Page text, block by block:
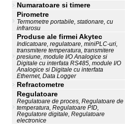
Numaratoare si timere
Pirometre
Termometre portabile, stationare, cu
infrarosu
Produse ale firmei Akytec
Indicatoare, regulatoare, miniPLC-uri,
transmitere temperatura, transmitere
presiune, module I/O Analogice si
Digitale cu interfata RS485, module I/O
Analogice si Digitale cu interfata
Ethernet, Data Logger
Refractometre
Regulatoare
Regulatoare de proces, Regulatoare de
temperatura, Regulatoare PID,
Regulatore digitale, Regulatoare
electronice